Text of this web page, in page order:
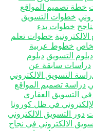
تصميم المواقع
خطوات التسويق
خطوات بدء
خطوات تعلم
خطوط عربية
التسويق دبلوم
سابقة عن
التسويق الالكتروني
تصميم المواقع
العقاري
في ظل كورونا
التسويق الالكتروني
الالكتروني في نجاح